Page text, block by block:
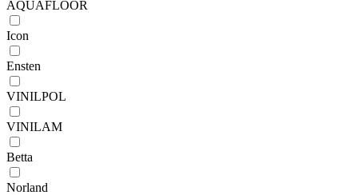
AQUAFLOOR
Icon
Ensten
VINILPOL
VINILAM
Betta
Norland